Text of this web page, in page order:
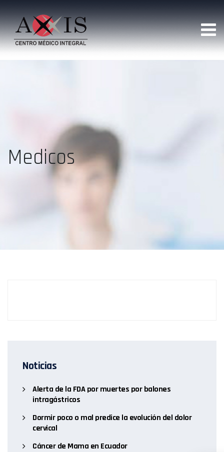
Medicos
Noticias
Alerta de la FDA por muertes por balones
intragástricos
Dormir poco o mal predice la evolución del dolor
cervical
Cáncer de Mama en Ecuador